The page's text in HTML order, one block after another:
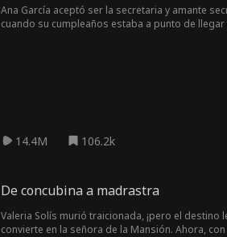
Ana García aceptó ser la secretaria y amante
cuando su cumpleaños estaba a punto de
14.4M 106.2k
De concubina a madrastra
Valeria Solís murió traicionada, ¡pero el destino
convierte en la señora de la Mansión. Ahora,